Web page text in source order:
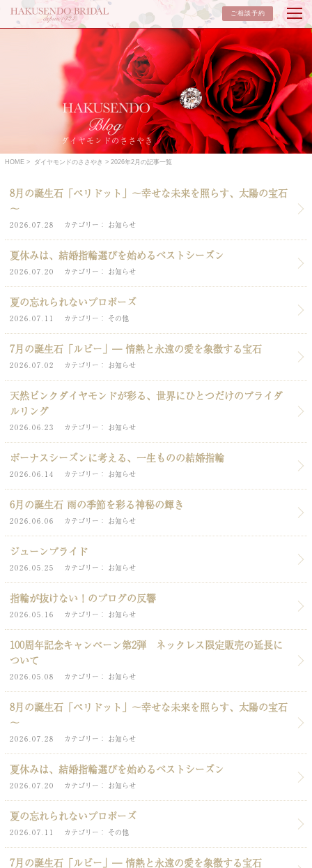
ご相談予約
HOME ダイヤモンドのささやき 2026年2月の記事一覧
ダイヤモンドのささやき
8月の誕生石「ペリドット」～幸せな未来を照らす、太陽の宝石
～
2026.07.28 カテゴリー お知らせ
夏休みは、結婚指輪選びを始めるベストシーズン
2026.07.20 カテゴリー お知らせ
夏の忘れられないプロポーズ
2026.07.11 カテゴリー その他
7月の誕生石「ルビー」― 情熱と永遠の愛を象徴する宝石
2026.07.02 カテゴリー お知らせ
天然ピンクダイヤモンドが彩る、世界にひとつだけのブライダ
ルリング
2026.06.23 カテゴリー お知らせ
ボーナスシーズンに考える、一生ものの結婚指輪
2026.06.14 カテゴリー お知らせ
6月の誕生石 雨の季節を彩る神秘の輝き
2026.06.06 カテゴリー お知らせ
ジューンブライド
2026.05.25 カテゴリー お知らせ
指輪が抜けない！のブログの反響
2026.05.16 カテゴリー お知らせ
100周年記念キャンペーン第2弾 ネックレス限定販売の延長に
ついて
2026.05.08 カテゴリー お知らせ
8月の誕生石「ペリドット」～幸せな未来を照らす、太陽の宝石
～
2026.07.28 カテゴリー お知らせ
夏休みは、結婚指輪選びを始めるベストシーズン
2026.07.20 カテゴリー お知らせ
夏の忘れられないプロポーズ
2026.07.11 カテゴリー その他
7月の誕生石「ルビー」― 情熱と永遠の愛を象徴する宝石